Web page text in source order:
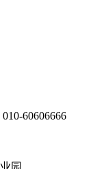
60606666
园